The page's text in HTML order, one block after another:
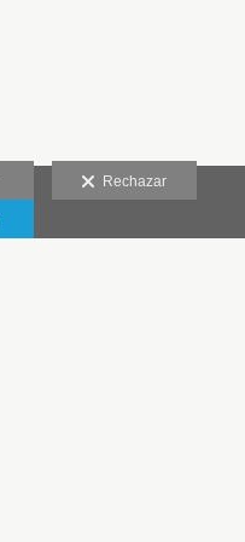
Rechazar